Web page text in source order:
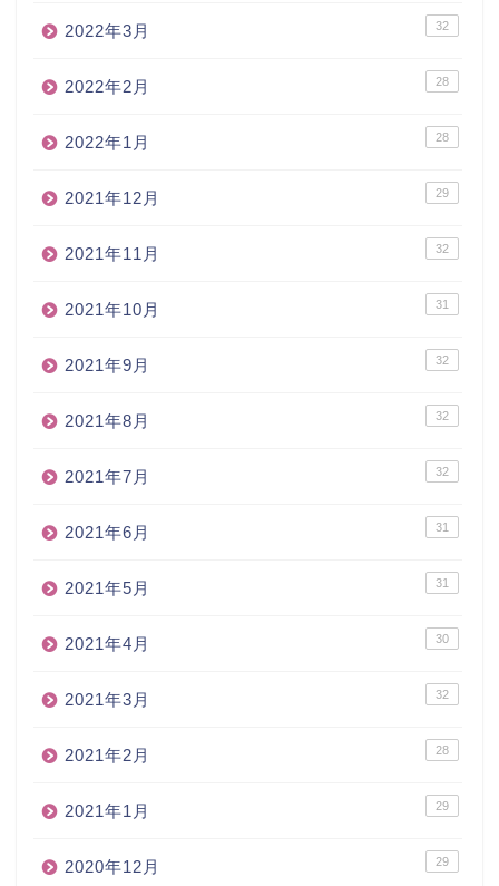
2022年3月 32
2022年2月 28
2022年1月 28
2021年12月 29
2021年11月 32
2021年10月 31
2021年9月 32
2021年8月 32
2021年7月 32
2021年6月 31
2021年5月 31
2021年4月 30
2021年3月 32
2021年2月 28
2021年1月 29
2020年12月 29